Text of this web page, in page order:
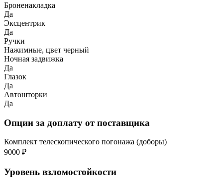
Броненакладка
Да
Эксцентрик
Да
Ручки
Нажимные, цвет черный
Ночная задвижка
Да
Глазок
Да
Автошторки
Да
Опции за доплату от поставщика
Комплект телескопического погонажа (доборы)
9000 ₽
Уровень взломостойкости